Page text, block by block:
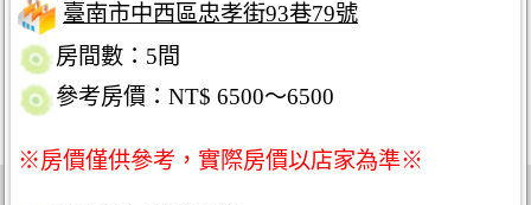
臺南市中西區忠孝街93巷79號
房間數：5間
參考房價：NT$ 6500～6500
※房價僅供參考，實際房價以店家為準※